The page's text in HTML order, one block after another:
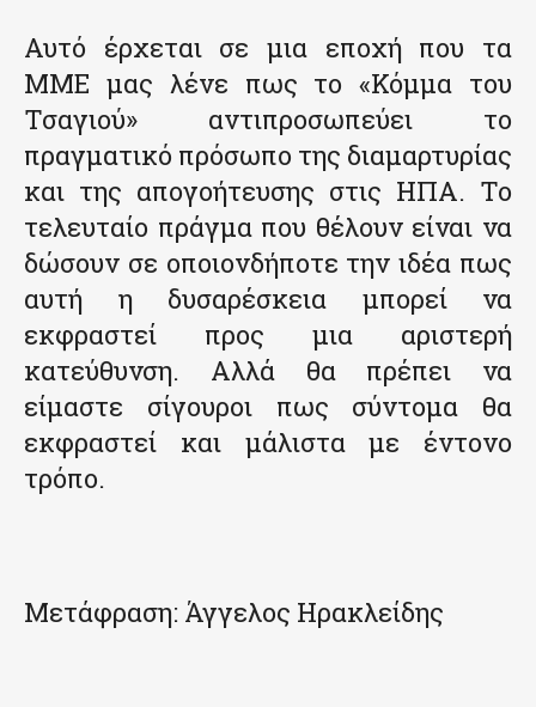
Αυτό έρχεται σε μια εποχή που τα
ΜΜΕ μας λένε πως το «Κόμμα του
Τσαγιού» αντιπροσωπεύει το
πραγματικό πρόσωπο της διαμαρτυρίας
και της απογοήτευσης στις ΗΠΑ. Το
τελευταίο πράγμα που θέλουν είναι να
δώσουν σε οποιονδήποτε την ιδέα πως
αυτή η δυσαρέσκεια μπορεί να
εκφραστεί προς μια αριστερή
κατεύθυνση. Αλλά θα πρέπει να
είμαστε σίγουροι πως σύντομα θα
εκφραστεί και μάλιστα με έντονο
τρόπο.
Μετάφραση: Άγγελος Ηρακλείδης